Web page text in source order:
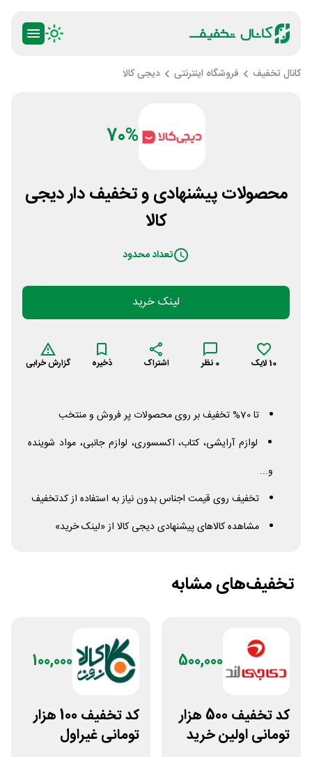
کانال تخفیف فروشگاه اینترنتی دیجی کالا
70%
محصولات پیشنهادی و تخفیف دار دیجی
کالا
تعداد محدود
لینک خرید
10لایک 0 نظر اشتراک ذخیره گزارش خرابی
تا 70% تخفیف بر روی محصولات پر فروش و منتخب
لوازم آرایشی، کتاب، اکسسوری، لوازم جانبی، مواد شوینده
و...
تخفیف روی قیمت اجناس بدون نیاز به استفاده از کدتخفیف
مشاهده کالاهای پیشنهادی دیجی کالا از «لینک خرید»
تخفیف‌های مشابه
500,000
کد تخفیف 500 هزار
تومانی اولین خرید
100,000
کد تخفیف 100 هزار
تومانی غیراول